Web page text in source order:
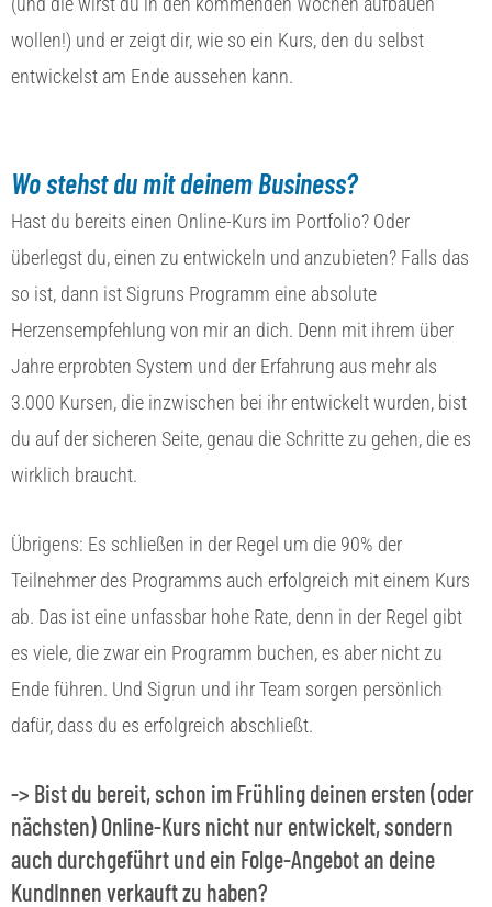
wollen!) und er zeigt dir, wie so ein Kurs, den du selbst
entwickelst am Ende aussehen kann.
Wo stehst du mit deinem Business?
Hast du bereits einen Online-Kurs im Portfolio? Oder
überlegst du, einen zu entwickeln und anzubieten? Falls das
so ist, dann ist Sigruns Programm eine absolute
Herzensempfehlung von mir an dich. Denn mit ihrem über
Jahre erprobten System und der Erfahrung aus mehr als
3.000 Kursen, die inzwischen bei ihr entwickelt wurden, bist
du auf der sicheren Seite, genau die Schritte zu gehen, die es
wirklich braucht.
Übrigens: Es schließen in der Regel um die 90% der
Teilnehmer des Programms auch erfolgreich mit einem Kurs
ab. Das ist eine unfassbar hohe Rate, denn in der Regel gibt
es viele, die zwar ein Programm buchen, es aber nicht zu
Ende führen. Und Sigrun und ihr Team sorgen persönlich
dafür, dass du es erfolgreich abschließt.
-> Bist du bereit, schon im Frühling deinen ersten (oder
nächsten) Online-Kurs nicht nur entwickelt, sondern
auch durchgeführt und ein Folge-Angebot an deine
KundInnen verkauft zu haben?